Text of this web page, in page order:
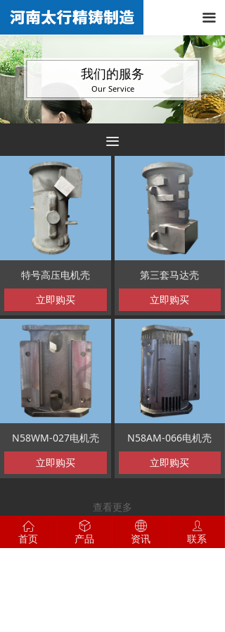
끀
我们的服务
Our Service
끀
特号高压电机壳
立即购买
第三套马达壳
立即购买
N58WM-027电机壳
立即购买
N58AM-066电机壳
立即购买
查看更多
ꀇ
首页
ꁦ
产品
ꄓ
资讯
ꄑ
联系